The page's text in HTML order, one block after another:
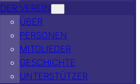
DER VEREIN
ÜBER
PERSONEN
MITGLIEDER
GESCHICHTE
UNTERSTÜTZER